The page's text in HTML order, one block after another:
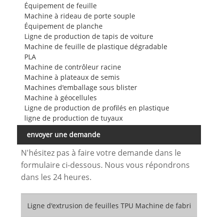
Équipement de feuille
Machine à rideau de porte souple
Équipement de planche
Ligne de production de tapis de voiture
Machine de feuille de plastique dégradable
PLA
Machine de contrôleur racine
Machine à plateaux de semis
Machines d'emballage sous blister
Machine à géocellules
Ligne de production de profilés en plastique
ligne de production de tuyaux
envoyer une demande
N'hésitez pas à faire votre demande dans le
formulaire ci-dessous. Nous vous répondrons
dans les 24 heures.